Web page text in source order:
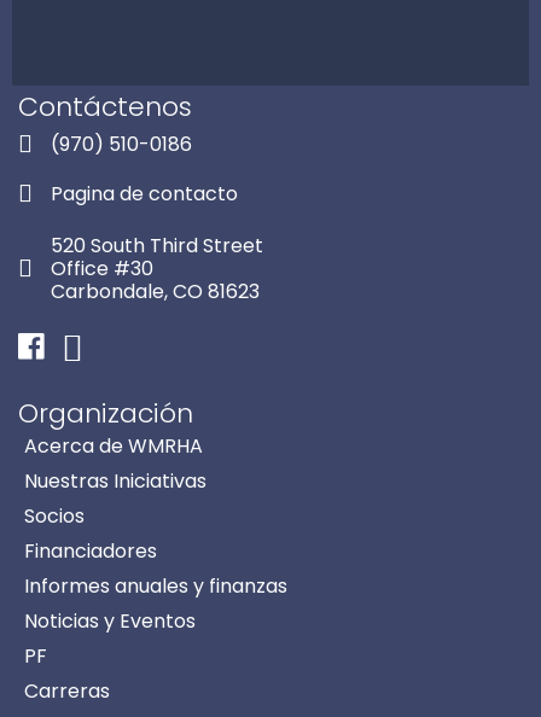
Contáctenos
(970) 510-0186
Pagina de contacto
520 South Third Street
Office #30
Carbondale, CO 81623
FacebookInstagram
Organización
Acerca de WMRHA
Nuestras Iniciativas
Socios
Financiadores
Informes anuales y finanzas
Noticias y Eventos
PF
Carreras